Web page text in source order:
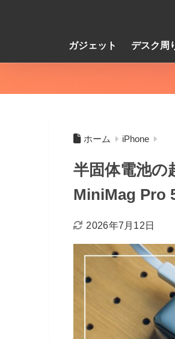
ガジェット デスク周
ホーム iPhone
半固体電池の
MiniMag Pro
2026年7月12日